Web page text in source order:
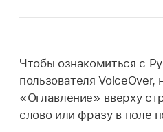
Чтобы ознакомиться с
пользователя VoiceOver,
«Оглавление» вверху
слово или фразу в поле